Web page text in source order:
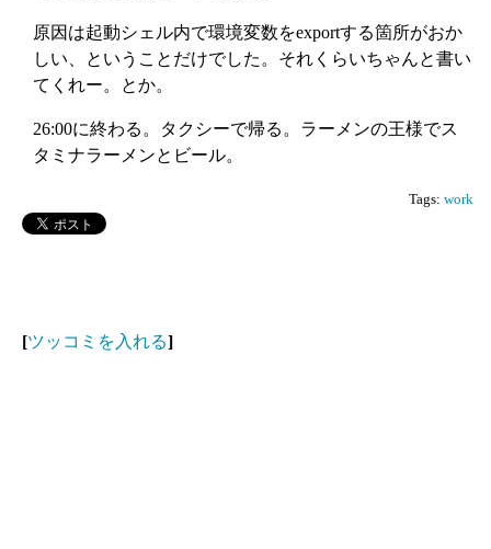
原因は起動シェル内で環境変数をexportする箇所がおか
しい、ということだけでした。それくらいちゃんと書い
てくれー。とか。
26:00に終わる。タクシーで帰る。ラーメンの王様でス
タミナラーメンとビール。
Tags: work
[ツッコミを入れる]